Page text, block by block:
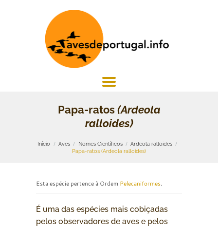
Papa-ratos(Ardeola
ralloides)
Início Aves Nomes Científicos
Ardeola ralloides
Papa-ratos (Ardeola ralloides)
Esta espécie pertence à Ordem Pelecaniformes.
É uma das espécies mais cobiçadas
pelos observadores de aves e pelos